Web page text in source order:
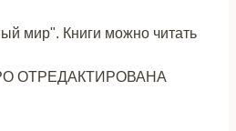
мир". Книги можно читать
ОТРЕДАКТИРОВАНА